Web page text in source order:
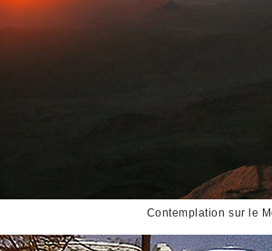
Contemplation sur le